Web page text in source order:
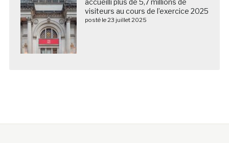
visiteurs au cours de l’exercice 2025
posté le 23 juillet 2025